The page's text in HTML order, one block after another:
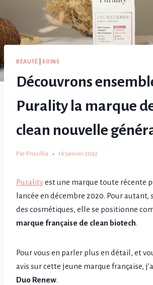
BEAUTÉ |SOINS
Découvrons
Purality la marque
clean nouvelle
Par Priscillia 16 janvier 2022
Puralityest une marque toute récente
lancée en décembre 2020. Pour autant,
des cosmétiques, elle se positionne
marque française de clean biotech.
Pour vous en parler plus en détail, et
avis sur cette jeune marque française,
Duo Renew.